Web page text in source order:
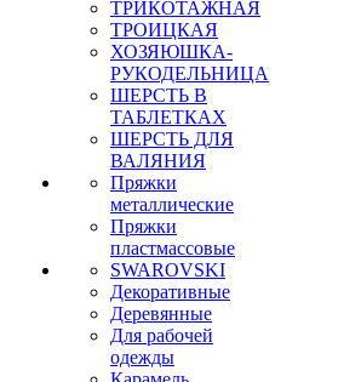
ТРИКОТАЖНАЯ
ТРОИЦКАЯ
ХОЗЯЮШКА-
РУКОДЕЛЬНИЦА
ШЕРСТЬ В
ТАБЛЕТКАХ
ШЕРСТЬ ДЛЯ
ВАЛЯНИЯ
Пряжки
металлические
Пряжки
пластмассовые
SWAROVSKI
Декоративные
Деревянные
Для рабочей
одежды